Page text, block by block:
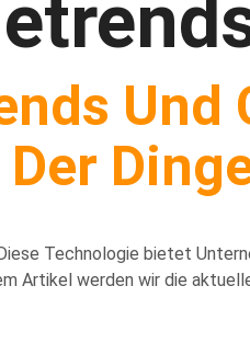
Und
Technologie bietet
Artikel werden wir die